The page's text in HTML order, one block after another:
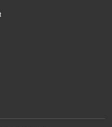
ihm/ihr der
Stadt
wurde bei
Zulley,
E-Mail
möglichen
lassen hat.